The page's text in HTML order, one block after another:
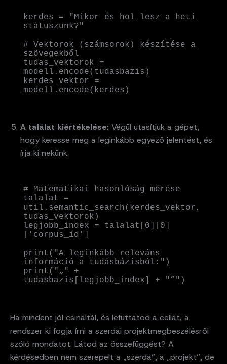
kerdes = "Mikor és hol lesz a heti
státuszunk?"
# Vektorok (számsorok) készítése a
szövegekből
tudas_vektorok =
modell.encode(tudasbazis)
kerdes_vektor =
modell.encode(kerdes)
A találat kiértékelése: Végül utasítjuk a gépet,
hogy keresse meg a leginkább egyező jelentést, és
írja ki nekünk.
# Matematikai hasonlóság mérése
talalat =
util.semantic_search(kerdes_vektor,
tudas_vektorok)
legjobb_index = talalat[0][0]
['corpus_id']
print("A leginkább releváns
információ a tudásbázisból:")
print("„" +
tudasbazis[legjobb_index] + "”")
Ha mindent jól csináltál, és lefuttatod a cellát, a
rendszer ki fogja írni a szerdai projektmegbeszélésről
szóló mondatot. Látod az összefüggést? A
kérdésedben nem szerepelt a „szerda”, a „projekt”, de